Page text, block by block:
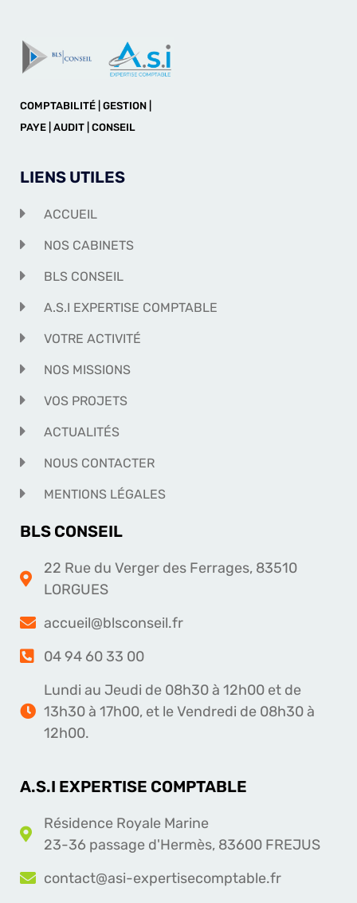
COMPTABILITÉ | GESTION |
PAYE | AUDIT | CONSEIL
LIENS UTILES
ACCUEIL
NOS CABINETS
BLS CONSEIL
A.S.I EXPERTISE COMPTABLE
VOTRE ACTIVITÉ
NOS MISSIONS
VOS PROJETS
ACTUALITÉS
NOUS CONTACTER
MENTIONS LÉGALES
BLS CONSEIL
22 Rue du Verger des Ferrages, 83510
LORGUES
accueil@blsconseil.fr
04 94 60 33 00
Lundi au Jeudi de 08h30 à 12h00 et de
13h30 à 17h00, et le Vendredi de 08h30 à
12h00.
A.S.I EXPERTISE COMPTABLE
Résidence Royale Marine
23-36 passage d'Hermès, 83600 FREJUS
contact@asi-expertisecomptable.fr